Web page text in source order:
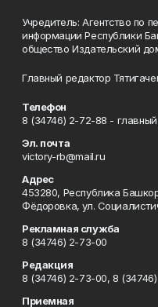
Учредитель: Агентство по
информации Республики
общество Издательский
Главный редактор
Телефон
8 (34746) 2-72-88 - главный
Эл. почта
victory-rb@mail.ru
Адрес
453280, Республика
Фёдоровка, ул.
Рекламная служба
8 (34746) 2-73-00
Редакция
8 (34746) 2-73-00, 8
Приемная